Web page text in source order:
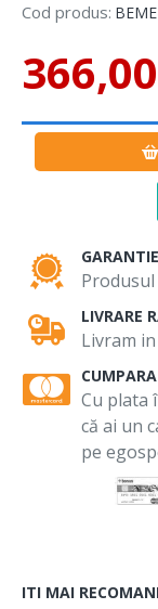
Cod produs:
LIVRARE
Livram
Cu plata
că ai un
pe
ITI MAI